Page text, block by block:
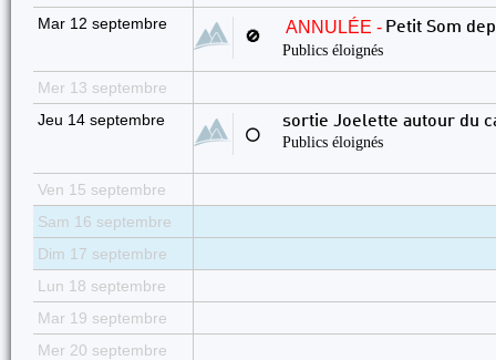
Mar 12 septembre
🚫 ANNULÉE - Petit Som
Publics éloignés
Mer 13 septembre
Jeu 14 septembre
⚪
sortie Joelette autour du
Publics éloignés
Ven 15 septembre
Sam 16 septembre
Dim 17 septembre
Lun 18 septembre
Mar 19 septembre
Mer 20 septembre